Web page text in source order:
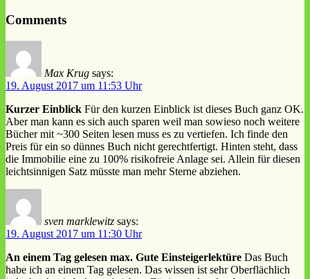
Comments
Max Krug says:
19. August 2017 um 11:53 Uhr
Kurzer Einblick Für den kurzen Einblick ist dieses Buch ganz OK.
Aber man kann es sich auch sparen weil man sowieso noch weitere
Bücher mit ~300 Seiten lesen muss es zu vertiefen. Ich finde den
Preis für ein so dünnes Buch nicht gerechtfertigt. Hinten steht, dass
die Immobilie eine zu 100% risikofreie Anlage sei. Allein für diesen
leichtsinnigen Satz müsste man mehr Sterne abziehen.
sven marklewitz says:
19. August 2017 um 11:30 Uhr
An einem Tag gelesen max. Gute Einsteigerlektüre Das Buch
habe ich an einem Tag gelesen. Das wissen ist sehr Oberflächlich